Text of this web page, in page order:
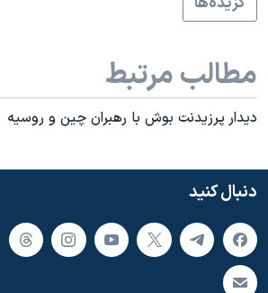
اسرائیل در جنگ
نرگس محمدی برنده جایزه نوبل صلح
همایش محافظه‌کاران آمریکا «سی‌پک»
سفر پرزیدنت ترامپ به چین
مطالب مرتبط
ديدار پرزيدنت بوش با رهبران چين و روسيه
دنبال کنید